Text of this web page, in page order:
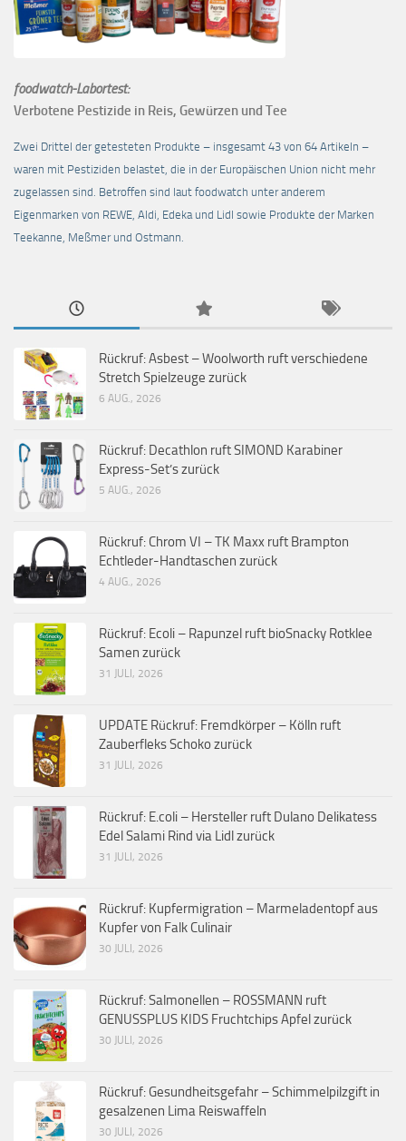
foodwatch-Labortest:
Verbotene Pestizide in Reis, Gewürzen und Tee
Zwei Drittel der getesteten Produkte – insgesamt 43 von 64 Artikeln –
waren mit Pestiziden belastet, die in der Europäischen Union nicht mehr
zugelassen sind. Betroffen sind laut foodwatch unter anderem
Eigenmarken von REWE, Aldi, Edeka und Lidl sowie Produkte der Marken
Teekanne, Meßmer und Ostmann.
Rückruf: Asbest – Woolworth ruft verschiedene
Stretch Spielzeuge zurück
6 AUG., 2026
Rückruf: Decathlon ruft SIMOND Karabiner
Express-Set’s zurück
5 AUG., 2026
Rückruf: Chrom VI – TK Maxx ruft Brampton
Echtleder-Handtaschen zurück
4 AUG., 2026
Rückruf: Ecoli – Rapunzel ruft bioSnacky Rotklee
Samen zurück
31 JULI, 2026
UPDATE Rückruf: Fremdkörper – Kölln ruft
Zauberfleks Schoko zurück
31 JULI, 2026
Rückruf: E.coli – Hersteller ruft Dulano Delikatess
Edel Salami Rind via Lidl zurück
31 JULI, 2026
Rückruf: Kupfermigration – Marmeladentopf aus
Kupfer von Falk Culinair
30 JULI, 2026
Rückruf: Salmonellen – ROSSMANN ruft
GENUSSPLUS KIDS Fruchtchips Apfel zurück
30 JULI, 2026
Rückruf: Gesundheitsgefahr – Schimmelpilzgift in
gesalzenen Lima Reiswaffeln
30 JULI, 2026